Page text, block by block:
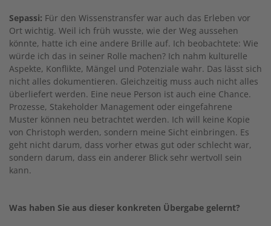
Sepassi: Für den Wissenstransfer war auch das Erleben vor
Ort wichtig. Weil ich früh wusste, wie der Weg aussehen
könnte, hatte ich eine andere Brille auf. Ich beobachtete: Wie
würde ich das in seiner Rolle machen? Ich nahm kulturelle
Aspekte, Konflikte, Mängel und Potenziale wahr. Das lässt sich
nicht alles dokumentieren. Gleichzeitig muss auch nicht alles
überliefert werden. Eine neue Person ist auch eine Chance.
Prozesse, Stakeholder Management oder eingefahrene
Muster können neu betrachtet werden. Ich will keine Kopie
von Christoph werden, sondern meine Sicht einbringen. Es
geht nicht darum, dass vorher etwas gut oder schlecht war,
sondern darum, dass ein anderer Blick sehr wertvoll sein
kann.
Was haben Sie aus dieser konkreten Übergabe gelernt?